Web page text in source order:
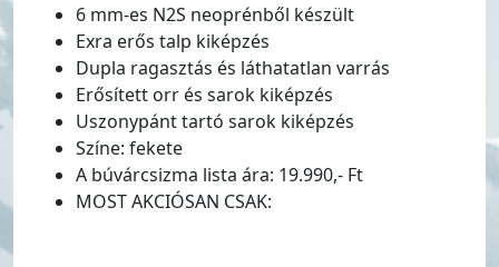
6 mm-es N2S neoprénből készült
Exra erős talp kiképzés
Dupla ragasztás és láthatatlan varrás
Erősített orr és sarok kiképzés
Uszonypánt tartó sarok kiképzés
Színe: fekete
A búvárcsizma lista ára: 19.990,- Ft
MOST AKCIÓSAN CSAK: